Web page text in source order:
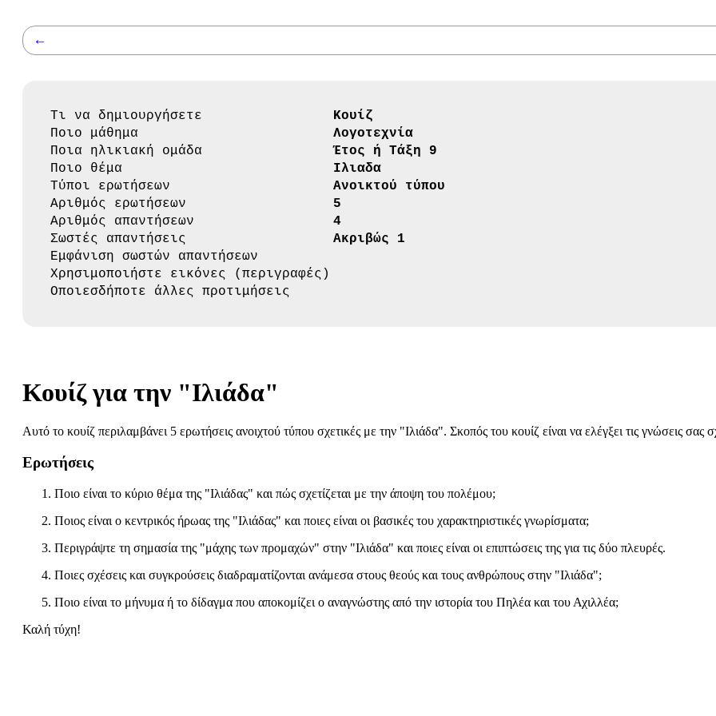
←
Τι να δημιουργήσετε
Κουίζ
Ποιο μάθημα
Λογοτεχνία
Ποια ηλικιακή ομάδα
Έτος ή Τάξη 9
Ποιο θέμα
Ιλιαδα
Τύποι ερωτήσεων
Ανοικτού τύπου
Αριθμός ερωτήσεων
5
Αριθμός απαντήσεων
4
Σωστές απαντήσεις
Ακριβώς 1
Εμφάνιση σωστών απαντήσεων
Χρησιμοποιήστε εικόνες (περιγραφές)
Οποιεσδήποτε άλλες προτιμήσεις
Κουίζ για την "Ιλιάδα"
Αυτό το κουίζ περιλαμβάνει 5 ερωτήσεις ανοιχτού τύπου σχετικές με την "Ιλιάδα". Σκοπός του κουίζ είναι να ελέγξει τις γνώσεις
Ερωτήσεις
Ποιο είναι το κύριο θέμα της "Ιλιάδας" και πώς σχετίζεται με την άποψη του πολέμου;
Ποιος είναι ο κεντρικός ήρωας της "Ιλιάδας" και ποιες είναι οι βασικές του χαρακτηριστικές γνωρίσματα;
Περιγράψτε τη σημασία της "μάχης των προμαχών" στην "Ιλιάδα" και ποιες είναι οι επιπτώσεις της για τις δύο πλευρές.
Ποιες σχέσεις και συγκρούσεις διαδραματίζονται ανάμεσα στους θεούς και τους ανθρώπους στην "Ιλιάδα";
Ποιο είναι το μήνυμα ή το δίδαγμα που αποκομίζει ο αναγνώστης από την ιστορία του Πηλέα και του Αχιλλέα;
Καλή τύχη!